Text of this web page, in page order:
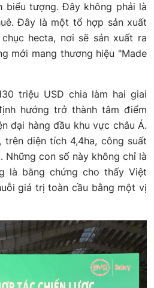
biểu tượng. Đây không phải là
Đây là một tổ hợp sản xuất
hecta, nơi sẽ sản xuất ra
mới mang thương hiệu "Made
triệu USD chia làm hai giai
hướng trở thành tâm điểm
đại hàng đầu khu vực châu Á.
trên diện tích 4,4ha, công suất
Những con số này không chỉ là
là bằng chứng cho thấy Việt
giá trị toàn cầu bằng một vị